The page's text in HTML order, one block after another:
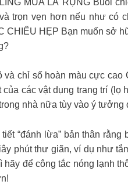
trọn vẹn hơn nếu như có
HẸP Bạn muốn sở
chỉ số hoàn màu cực
các vật dụng trang trí (lọ
nhà nữa tùy vào ý tưởng
“đánh lừa” bản thân
phút thư giãn, ví dụ như
hãy để công tắc nóng lạnh